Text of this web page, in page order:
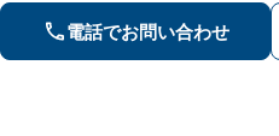
害
ど
電話でお問い合わせ